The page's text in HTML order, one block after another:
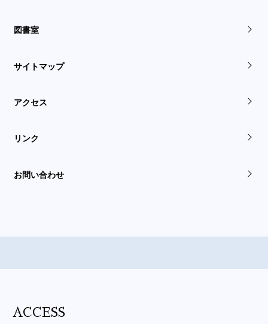
図書室
サイトマップ
アクセス
リンク
お問い合わせ
ACCESS